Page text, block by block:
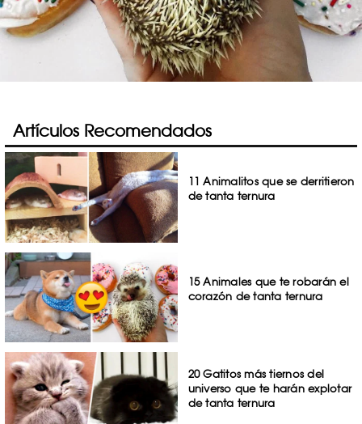
Artículos Recomendados
11 Animalitos que se derritieron
de tanta ternura
15 Animales que te robarán el
corazón de tanta ternura
20 Gatitos más tiernos del
universo que te harán explotar
de tanta ternura